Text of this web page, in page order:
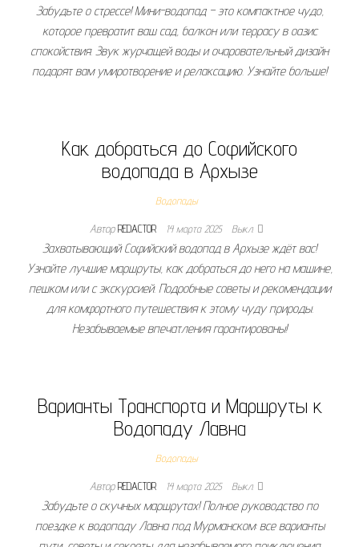
Забудьте о стрессе! Мини-водопад – это компактное чудо,
которое превратит ваш сад, балкон или террасу в оазис
спокойствия. Звук журчащей воды и очаровательный дизайн
подарят вам умиротворение и релаксацию. Узнайте больше!
Как добраться до Софийского
водопада в Архызе
Водопады
АвторREDACTOR 14 марта 2025 Выкл.
Захватывающий Софийский водопад в Архызе ждёт вас!
Узнайте лучшие маршруты, как добраться до него на машине,
пешком или с экскурсией. Подробные советы и рекомендации
для комфортного путешествия к этому чуду природы.
Незабываемые впечатления гарантированы!
Варианты Транспорта и Маршруты к
Водопаду Лавна
Водопады
АвторREDACTOR 14 марта 2025 Выкл.
Забудьте о скучных маршрутах! Полное руководство по
поездке к водопаду Лавна под Мурманском: все варианты